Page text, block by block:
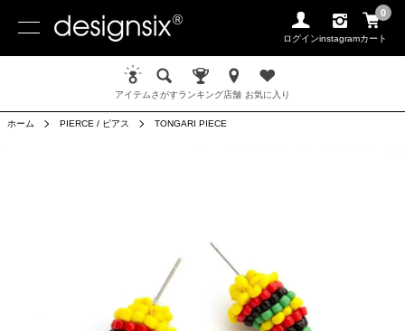
ログインinstagram
0
カート
アイテムさがすランキング店舗 お気に入り
ホーム PIERCE / ピアス TONGARI PIECE